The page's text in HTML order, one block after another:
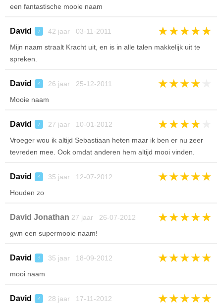
een fantastische mooie naam
David ♂ 42 jaar 03-11-2011 ★★★★★
Mijn naam straalt Kracht uit, en is in alle talen makkelijk uit te
spreken.
David ♂ 26 jaar 25-12-2011 ★★★★
Mooie naam
David ♂ 27 jaar 10-01-2012 ★★★★
Vroeger wou ik altijd Sebastiaan heten maar ik ben er nu zeer
tevreden mee. Ook omdat anderen hem altijd mooi vinden.
David ♂ 35 jaar 12-07-2012 ★★★★★
Houden zo
David Jonathan 27 jaar 26-07-2012 ★★★★★
gwn een supermooie naam!
David ♂ 35 jaar 18-09-2012 ★★★★★
mooi naam
David ♂ 28 jaar 17-11-2012 ★★★★★